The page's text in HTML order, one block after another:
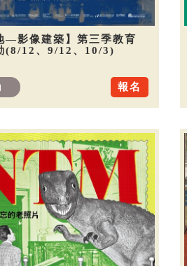
—影像建築】第三季教育
(8/12、9/12、10/3)
報名